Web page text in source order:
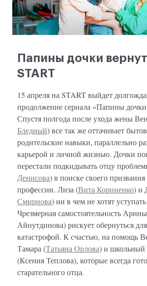
Папины дочки
START
15 апреля на START выйдет
продолжение сериала «Папины
Спустя полгода после ухода жены
Бледный) все так же оттачивает
родительские навыки, параллельно
карьерой и личной жизнью. Дочки
перестали подкидывать отцу
Денисова) в поиске своего
профессии. Лиза (Вита Корниенко) и
Смирнова) ни в чем не хотят
Чрезмерная самостоятельность
Айнутдинова) рискует обернуться
катастрофой. К счастью, на помощь
Тамара (Татьяна Орлова) и школьный
(Ксения Теплова), которые всегда
старательного отца.